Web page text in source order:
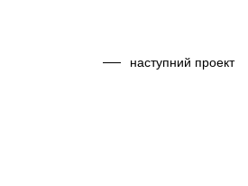
наступний проект